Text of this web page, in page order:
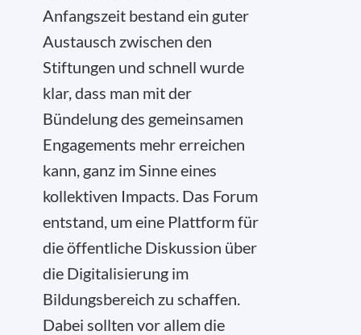
Anfangszeit bestand ein guter
Austausch zwischen den
Stiftungen und schnell wurde
klar, dass man mit der
Bündelung des gemeinsamen
Engagements mehr erreichen
kann, ganz im Sinne eines
kollektiven Impacts. Das Forum
entstand, um eine Plattform für
die öffentliche Diskussion über
die Digitalisierung im
Bildungsbereich zu schaffen.
Dabei sollten vor allem die